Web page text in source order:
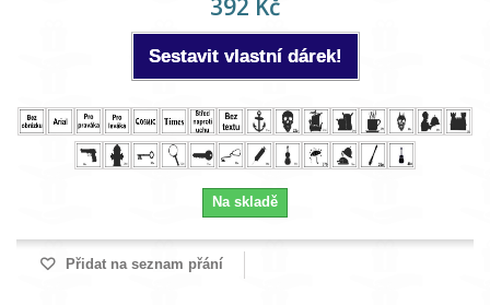
392 Kč
Sestavit vlastní dárek!
Na skladě
Přidat na seznam přání